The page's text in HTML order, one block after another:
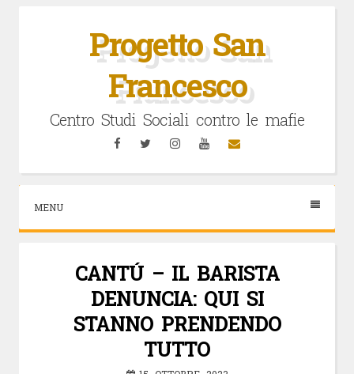
Progetto San
Francesco
Centro Studi Sociali contro le mafie
FacebookTwitterInstagramYouTubeEmail
MENU
CANTÚ – IL BARISTA
DENUNCIA: QUI SI
STANNO PRENDENDO
TUTTO